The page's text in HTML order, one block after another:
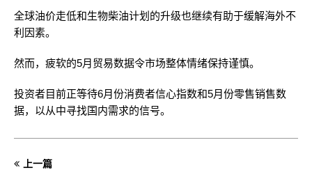
全球油价走低和生物柴油计划的升级也继续有助于缓解海外不
利因素。
然而，疲软的5月贸易数据令市场整体情绪保持谨慎。
投资者目前正等待6月份消费者信心指数和5月份零售销售数
据，以从中寻找国内需求的信号。
上一篇